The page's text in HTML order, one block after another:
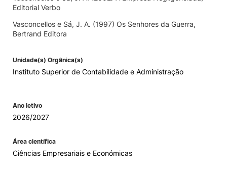
Editorial Verbo
Vasconcellos e Sá, J. A. (1997) Os Senhores da Guerra,
Bertrand Editora
Unidade(s) Orgânica(s)
Instituto Superior de Contabilidade e Administração
Ano letivo
2026/2027
Área científica
Ciências Empresariais e Económicas